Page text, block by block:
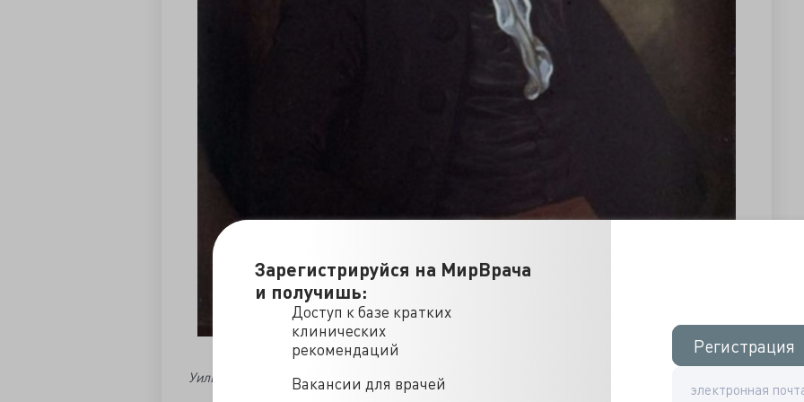
Зарегистрируйся на МирВрача
и получишь:
Доступ к базе кратких
клинических
рекомендаций
Вакансии для врачей
Регистрация
Регистрация
Уильям Каллен